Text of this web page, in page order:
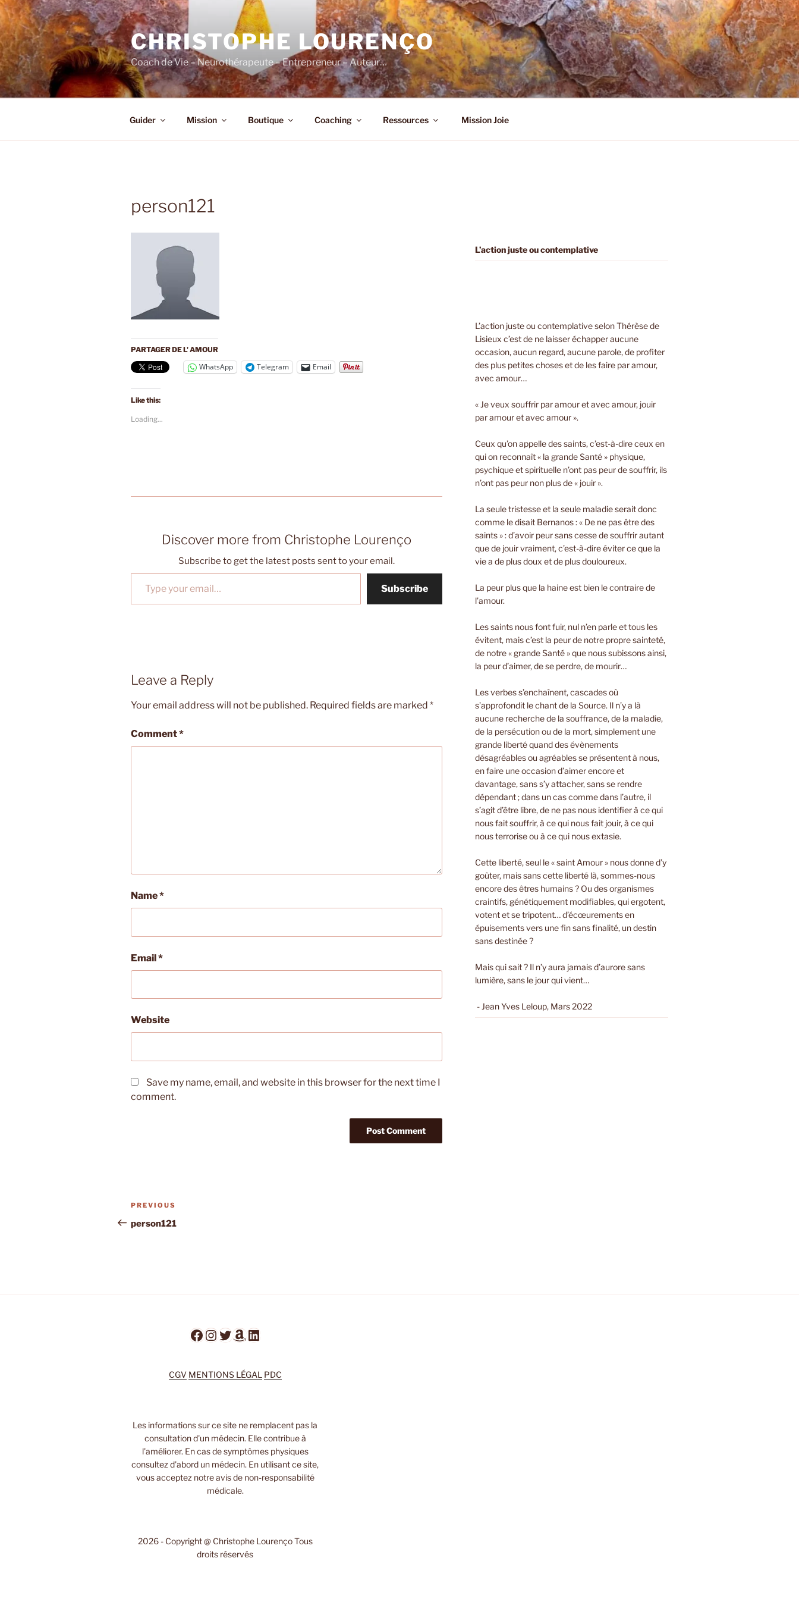
Skip
to
content
CHRISTOPHE LOURENÇO
Coach de Vie – Neurothérapeute – Entrepreneur – Auteur…
Guider Mission Boutique Coaching Ressources Mission Joie
person121
PARTAGER DE L' AMOUR
WhatsApp Telegram Email
Like this:
Loading...
Discover more from Christophe Lourenço
Subscribe to get the latest posts sent to your email.
Type your email…
Subscribe
Leave a Reply
Your email address will not be published. Required fields are marked *
Comment*
Name*
Email*
Website
Save my name, email, and website in this browser for the next time I
comment.
Post
navigation
Previous
Post
PREVIOUS
person121
L’action juste ou contemplative
L’action juste ou contemplative selon Thérèse de
Lisieux c’est de ne laisser échapper aucune
occasion, aucun regard, aucune parole, de profiter
des plus petites choses et de les faire par amour,
avec amour…
« Je veux souffrir par amour et avec amour, jouir
par amour et avec amour ».
Ceux qu’on appelle des saints, c’est-à-dire ceux en
qui on reconnaît « la grande Santé » physique,
psychique et spirituelle n’ont pas peur de souffrir, ils
n’ont pas peur non plus de « jouir ».
La seule tristesse et la seule maladie serait donc
comme le disait Bernanos : « De ne pas être des
saints » : d’avoir peur sans cesse de souffrir autant
que de jouir vraiment, c’est-à-dire éviter ce que la
vie a de plus doux et de plus douloureux.
La peur plus que la haine est bien le contraire de
l’amour.
Les saints nous font fuir, nul n’en parle et tous les
évitent, mais c’est la peur de notre propre sainteté,
de notre « grande Santé » que nous subissons ainsi,
la peur d’aimer, de se perdre, de mourir…
Les verbes s’enchaînent, cascades où
s’approfondit le chant de la Source. Il n’y a là
aucune recherche de la souffrance, de la maladie,
de la persécution ou de la mort, simplement une
grande liberté quand des évènements
désagréables ou agréables se présentent à nous,
en faire une occasion d’aimer encore et
davantage, sans s’y attacher, sans se rendre
dépendant ; dans un cas comme dans l’autre, il
s’agit d’être libre, de ne pas nous identifier à ce qui
nous fait souffrir, à ce qui nous fait jouir, à ce qui
nous terrorise ou à ce qui nous extasie.
Cette liberté, seul le « saint Amour » nous donne d’y
goûter, mais sans cette liberté là, sommes-nous
encore des êtres humains ? Ou des organismes
craintifs, génétiquement modifiables, qui ergotent,
votent et se tripotent… d’écœurements en
épuisements vers une fin sans finalité, un destin
sans destinée ?
Mais qui sait ? Il n’y aura jamais d’aurore sans
lumière, sans le jour qui vient…
- Jean Yves Leloup, Mars 2022
Facebook
Instagram
Twitter
Amazon
LinkedIn
CGV MENTIONS LÉGAL PDC
Les informations sur ce site ne remplacent pas la
consultation d'un médecin. Elle contribue à
l'améliorer. En cas de symptômes physiques
consultez d'abord un médecin. En utilisant ce site,
vous acceptez notre avis de non-responsabilité
médicale.
2026 - Copyright @ Christophe Lourenço Tous
droits réservés